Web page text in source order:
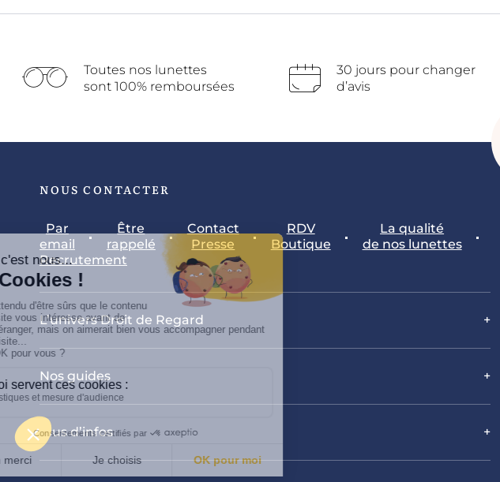
Toutes nos lunettes
sont 100% remboursées
30 jours pour changer
d’avis
NOUS CONTACTER
Par
email
Être
rappelé
Contact
Presse
RDV
Boutique
La qualité
de nos lunettes
Recrutement
L’univers Droit de Regard
Nos guides
Plus d’infos